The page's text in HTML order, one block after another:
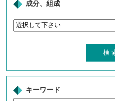
成分、組成
キーワード